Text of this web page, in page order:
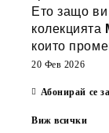
Ето защо
колекцията
които
20 Фев 2026
Абонирай се
Виж всички